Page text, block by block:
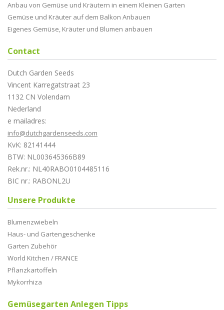
Anbau von Gemüse und Kräutern in einem Kleinen Garten
Gemüse und Kräuter auf dem Balkon Anbauen
Eigenes Gemüse, Kräuter und Blumen anbauen
Contact
Dutch Garden Seeds
Vincent Karregatstraat 23
1132 CN Volendam
Nederland
e mailadres:
info@dutchgardenseeds.com
KvK: 82141444
BTW: NL003645366B89
Rek.nr.: NL40RABO0104485116
BIC nr.: RABONL2U
Unsere Produkte
Blumenzwiebeln
Haus- und Gartengeschenke
Garten Zubehör
World Kitchen / FRANCE
Pflanzkartoffeln
Mykorrhiza
Gemüsegarten Anlegen Tipps